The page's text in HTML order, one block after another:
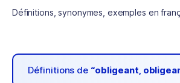
Définitions, synonymes, exemples en
Définitions de “obligeant,